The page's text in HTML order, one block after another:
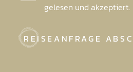
gelesen und akzeptiert.
REISEANFRAGE